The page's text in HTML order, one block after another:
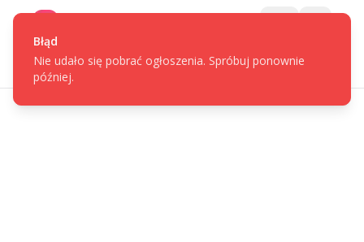
Błąd
Nie udało się pobrać ogłoszenia. Spróbuj ponownie
później.